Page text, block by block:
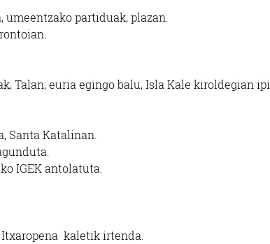
partiduak, plazan.
Talan; euria egingo balu, Isla Kale kiroldegian
Santa Katalinan.
IGEK antolatuta.
kaletik irtenda.